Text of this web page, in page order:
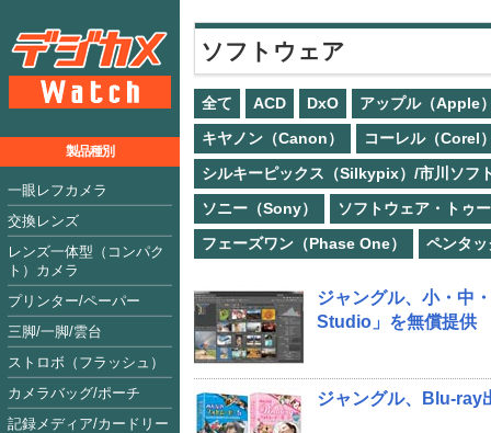
ソフトウェア
全て ACD DxO
アップル（Apple
キヤノン（Canon）
コーレル（Corel
シルキーピックス（Silkypix）/市川ソフ
ソニー（Sony）
ソフトウェア・トゥ
フェーズワン（Phase One）
ペンタ
ジャングル、小・中
Studio」を無償提供
ジャングル、Blu-ray
製品種別
一眼レフカメラ
交換レンズ
レンズ一体型（コンパク
ト）カメラ
プリンター/ペーパー
三脚/一脚/雲台
ストロボ（フラッシュ）
カメラバッグ/ポーチ
記録メディア/カードリー